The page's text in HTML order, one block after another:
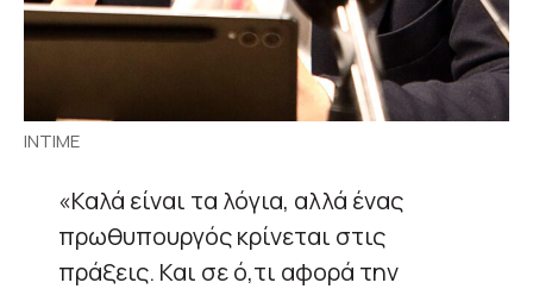
INTIME
«Καλά είναι τα λόγια, αλλά ένας
πρωθυπουργός κρίνεται στις
πράξεις. Και σε ό,τι αφορά την